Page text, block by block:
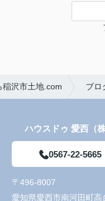
沢市土地.com ブロ
ハウスドゥ 愛西（
0567-22-5665
〒496-8007
愛知県愛西市南河田町高